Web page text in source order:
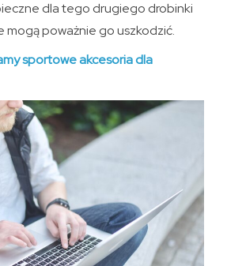
dla tego drugiego drobinki
mogą poważnie go uszkodzić.
sportowe akcesoria dla